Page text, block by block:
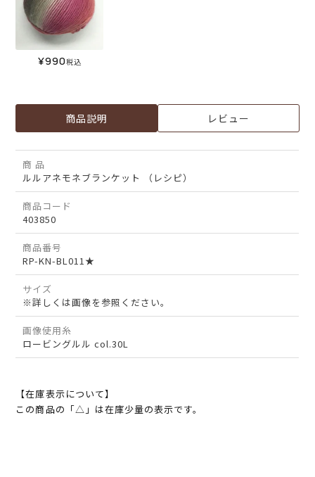
¥990税込
商品説明 レビュー
商 品
ルルアネモネブランケット （レシピ）
商品コード
403850
商品番号
RP-KN-BL011★
サイズ
※詳しくは画像を参照ください。
画像使用糸
ロービングルル col.30L
【在庫表示について】
この商品の「△」は在庫少量の表示です。